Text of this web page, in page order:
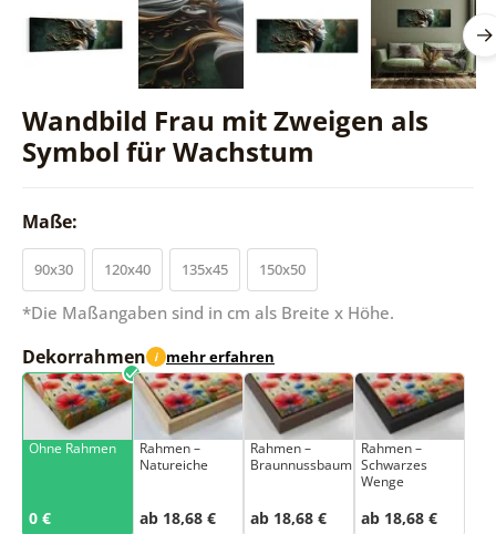
Wandbild Frau mit Zweigen als
Symbol für Wachstum
Maße:
90x30 120x40 135x45 150x50
*Die Maßangaben sind in cm als Breite x Höhe.
Dekorrahmen i mehr erfahren
Ohne Rahmen
0 €
Rahmen –
Natureiche
ab 18,68 €
Rahmen –
Braunnussbaum
ab 18,68 €
Rahmen –
Schwarzes
Wenge
ab 18,68 €